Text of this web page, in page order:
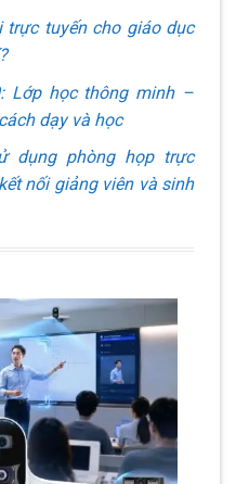
tuyến cho giáo dục
Lớp học thông minh –
dạy và học
dụng phòng họp trực
nối giảng viên và sinh